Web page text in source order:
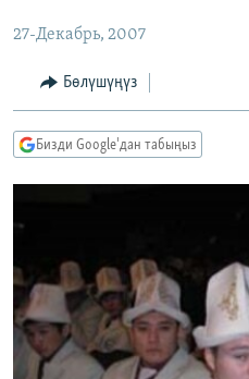
БҮГҮН АЗАТТЫКТА
ЭКСПЕРТТЕР ТАЛДАЙТ
БИЗ ЖАНА ДҮЙНӨ
ЫҢГАЙСЫЗ СУРООЛОР
ПОДКАСТ
ӨЗГӨЧӨ ПИКИР
Русский
ЭЕ/АРнун бардык
27-Декабрь, 2007
Бөлүшүңүз
Бизди Google'дан табыңыз